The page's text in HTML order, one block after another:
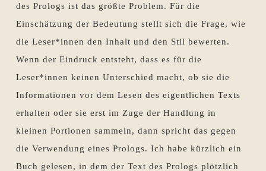
des Prologs ist das größte Problem. Für die
Einschätzung der Bedeutung stellt sich die Frage, wie
die Leser*innen den Inhalt und den Stil bewerten.
Wenn der Eindruck entsteht, dass es für die
Leser*innen keinen Unterschied macht, ob sie die
Informationen vor dem Lesen des eigentlichen Texts
erhalten oder sie erst im Zuge der Handlung in
kleinen Portionen sammeln, dann spricht das gegen
die Verwendung eines Prologs. Ich habe kürzlich ein
Buch gelesen, in dem der Text des Prologs plötzlich